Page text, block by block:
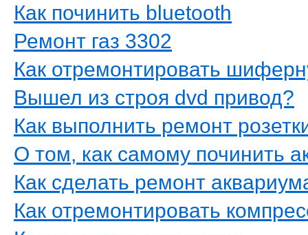
Как починить bluetooth
Ремонт газ 3302
Как отремонтировать
Вышел из строя dvd привод?
Как выполнить ремонт
О том, как самому починить
Как сделать ремонт
Как отремонтировать